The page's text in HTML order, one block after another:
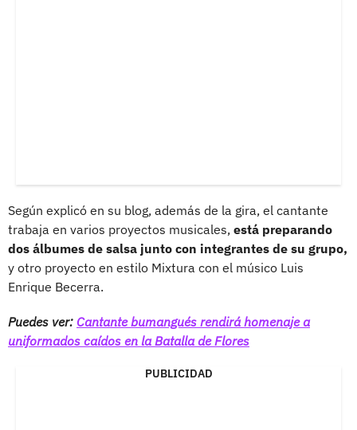
Según explicó en su blog, además de la gira, el cantante
trabaja en varios proyectos musicales, está preparando
dos álbumes de salsa junto con integrantes de su grupo,
y otro proyecto en estilo Mixtura con el músico Luis
Enrique Becerra.
Puedes ver: Cantante bumangués rendirá homenaje a
uniformados caídos en la Batalla de Flores
PUBLICIDAD